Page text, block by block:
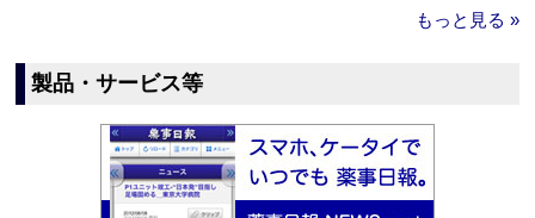
もっと見る »
製品・サービス等